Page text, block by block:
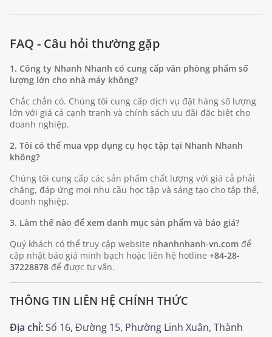
FAQ - Câu hỏi thường gặp
1. Công ty Nhanh Nhanh có cung cấp văn phòng phẩm số
lượng lớn cho nhà máy không?
Chắc chắn có. Chúng tôi cung cấp dịch vụ đặt hàng số lượng
lớn với giá cả cạnh tranh và chính sách ưu đãi đặc biệt cho
doanh nghiệp.
2. Tôi có thể mua vpp dụng cụ học tập tại Nhanh Nhanh
không?
Chúng tôi cung cấp các sản phẩm chất lượng với giá cả phải
chăng, đáp ứng mọi nhu cầu học tập và sáng tạo cho tập thể,
doanh nghiệp.
3. Làm thế nào để xem danh mục sản phẩm và báo giá?
Quý khách có thể truy cập website nhanhnhanh-vn.com để
cập nhật báo giá minh bạch hoặc liên hệ hotline +84-28-
37228878 để được tư vấn.
THÔNG TIN LIÊN HỆ CHÍNH THỨC
Địa chỉ:Số 16, Đường 15, Phường Linh Xuân, Thành